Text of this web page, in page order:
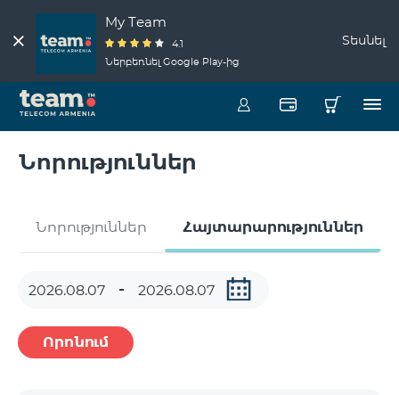
My Team
4.1
Ներբեռնել Google Play-ից
Տեսնել
Նորություններ
Նորություններ Հայտարարություններ
Որոնում